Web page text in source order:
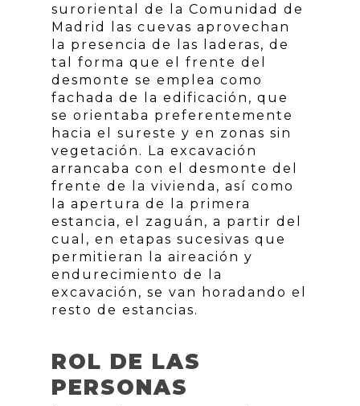
suroriental de la Comunidad de
Madrid las cuevas aprovechan
la presencia de las laderas, de
tal forma que el frente del
desmonte se emplea como
fachada de la edificación, que
se orientaba preferentemente
hacia el sureste y en zonas sin
vegetación. La excavación
arrancaba con el desmonte del
frente de la vivienda, así como
la apertura de la primera
estancia, el zaguán, a partir del
cual, en etapas sucesivas que
permitieran la aireación y
endurecimiento de la
excavación, se van horadando el
resto de estancias.
ROL DE LAS
PERSONAS